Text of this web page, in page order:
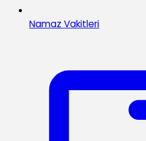
Namaz Vakitleri